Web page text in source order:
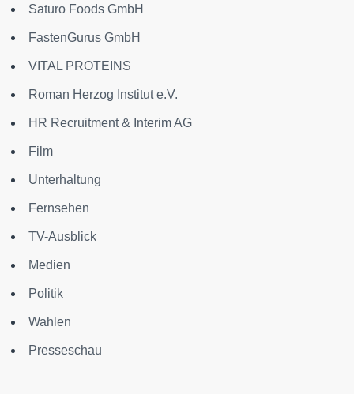
Saturo Foods GmbH
FastenGurus GmbH
VITAL PROTEINS
Roman Herzog Institut e.V.
HR Recruitment & Interim AG
Film
Unterhaltung
Fernsehen
TV-Ausblick
Medien
Politik
Wahlen
Presseschau